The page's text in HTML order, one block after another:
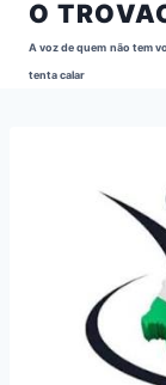
Pular
para
O
A voz de quem não tem
tenta calar